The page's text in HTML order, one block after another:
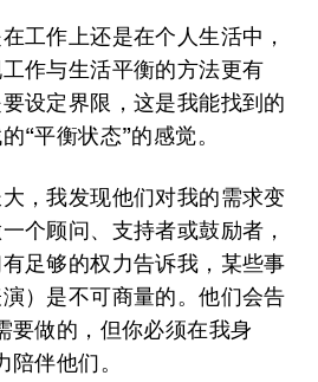
工作上还是在个人生活中，
作与生活平衡的方法更有
设定界限，这是我能找到的
“平衡状态”的感觉。
，我发现他们对我的需求变
个顾问、支持者或鼓励者，
足够的权力告诉我，某些事
演）是不可商量的。他们会告
要做的，但你必须在我身
伴他们。